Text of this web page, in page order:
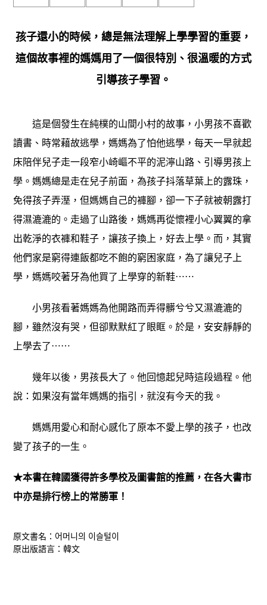
孩子還小的時候，總是無法理解上學學習的重要，
這個故事裡的媽媽用了一個很特別、很溫暖的方式
引導孩子學習。
這是個發生在純樸的山間小村的故事，小男孩不喜歡
讀書、時常藉故逃學，媽媽為了怕他逃學，每天一早就起
床陪伴兒子走一段窄小崎嶇不平的泥濘山路、引導男孩上
學。媽媽總是走在兒子前面，為孩子抖落草葉上的露珠，
免得孩子弄溼，但媽媽自己的褲腳，卻一下子就被朝露打
得濕漉漉的。走過了山路後，媽媽再從懷裡小心翼翼的拿
出乾淨的衣褲和鞋子，讓孩子換上，好去上學。而，其實
他們家是窮得連飯都吃不飽的窮困家庭，為了讓兒子上
學，媽媽咬著牙為他買了上學穿的新鞋⋯⋯
小男孩看著媽媽為他開路而弄得髒兮兮又濕漉漉的
腳，雖然沒有哭，但卻默默紅了眼眶。於是，安安靜靜的
上學去了⋯⋯
幾年以後，男孩長大了。他回憶起兒時這段過程。他
說：如果沒有當年媽媽的指引，就沒有今天的我。
媽媽用愛心和耐心感化了原本不愛上學的孩子，也改
變了孩子的一生。
★本書在韓國獲得許多學校及圖書館的推薦，在各大書市
中亦是排行榜上的常勝軍！
原文書名：어머니의 이슬털이
原出版語言：韓文